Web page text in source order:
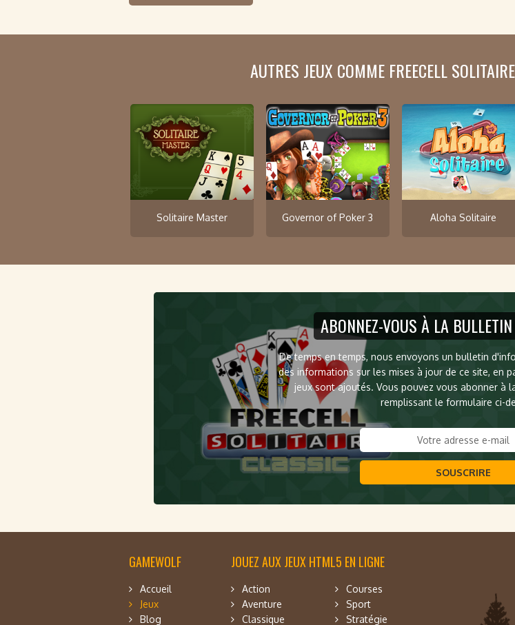
AUTRES JEUX COMME FREECELL
Solitaire Master Governor of Poker 3 Aloha Solitaire
ABONNEZ-VOUS À LA
De temps en temps, nous envoyons un bulletin
des informations sur les mises à jour de ce site, en
jeux sont ajoutés. Vous pouvez vous abonner à
remplissant le formulaire ci-
SOUSCRIRE
GAMEWOLF
Accueil
Jeux
Blog
JOUEZ AUX JEUX HTML5 EN LIGNE
Action
Aventure
Classique
Courses
Sport
Stratégie